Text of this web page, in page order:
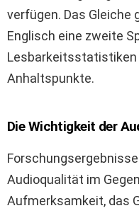
verfügen. Das Gleiche
Englisch eine zweite
Lesbarkeitsstatistiken
Anhaltspunkte.
Die Wichtigkeit der
Audioqualität im
Aufmerksamkeit, das